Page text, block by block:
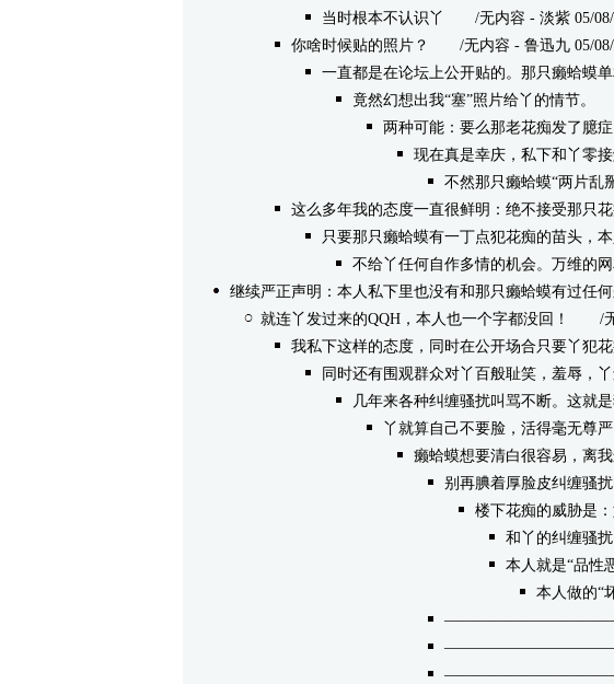
当时根本不认识丫
/无内容 - 淡紫 05/08/
你啥时候贴的照片？
/无内容 - 鲁迅九 05/08/
一直都是在论坛上公开贴的。那只癞蛤蟆
竟然幻想出我“塞”照片给丫的情节。
/
两种可能：要么那老花痴发了臆
现在真是幸庆，私下和丫零
不然那只癞蛤蟆“两片乱
这么多年我的态度一直很鲜明：绝不接受那只
只要那只癞蛤蟆有一丁点犯花痴的苗头，
不给丫任何自作多情的机会。万维的
继续严正声明：本人私下里也没有和那只癞蛤蟆有过任
就连丫发过来的QQH，本人也一个字都没回！
/无
我私下这样的态度，同时在公开场合只要丫犯
同时还有围观群众对丫百般耻笑，羞辱，
几年来各种纠缠骚扰叫骂不断。这就
丫就算自己不要脸，活得毫无尊
癞蛤蟆想要清白很容易，离
别再腆着厚脸皮纠缠骚
楼下花痴的威胁是
和丫的纠缠骚扰
本人就是“品性
本人做的“